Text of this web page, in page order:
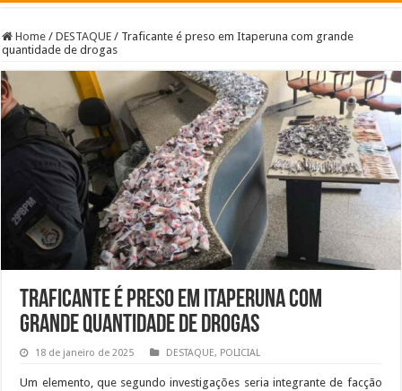
Home / DESTAQUE / Traficante é preso em Itaperuna com grande
quantidade de drogas
Traficante é preso em Itaperuna com
grande quantidade de drogas
18 de janeiro de 2025 DESTAQUE, POLICIAL
Um elemento, que segundo investigações seria integrante de facção